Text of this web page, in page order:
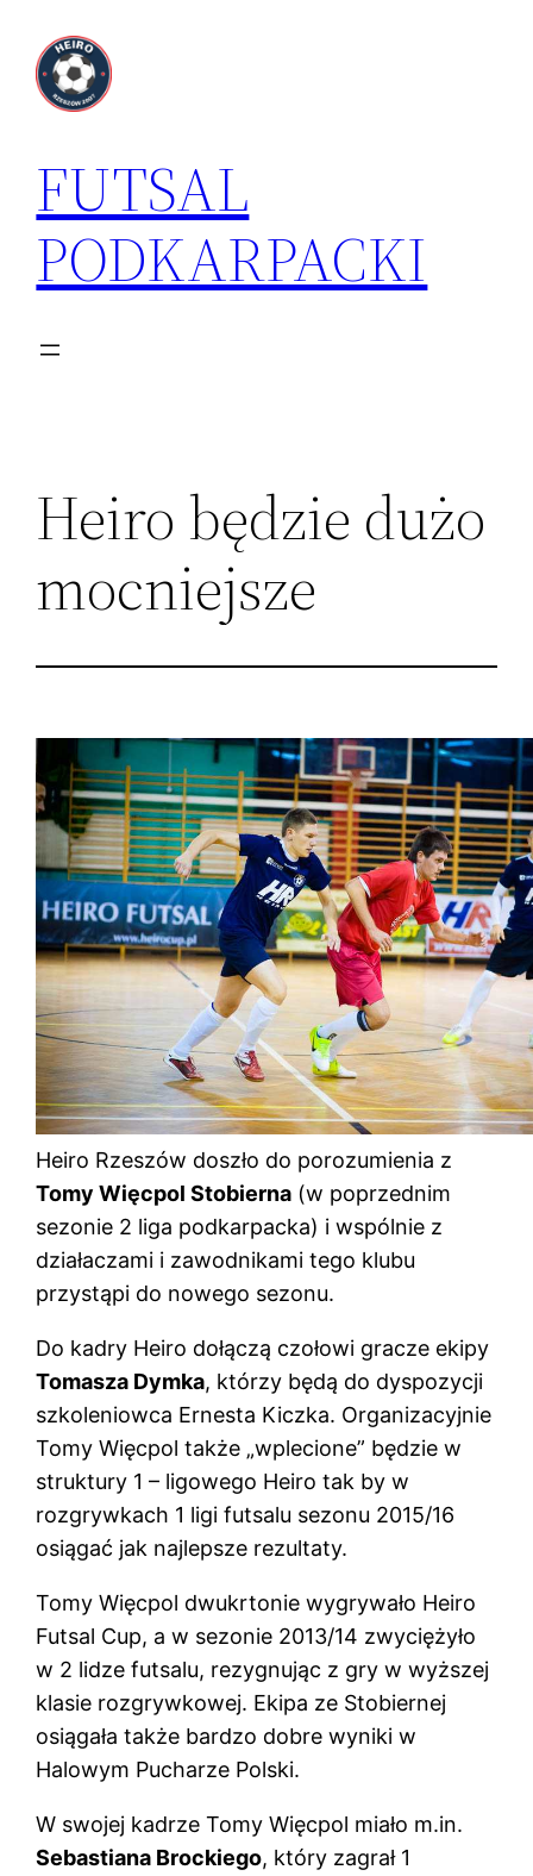
treści
FUTSAL
PODKARPACKI
Heiro będzie dużo
mocniejsze
Heiro Rzeszów doszło do porozumienia z
Tomy Więcpol Stobierna (w poprzednim
sezonie 2 liga podkarpacka) i wspólnie z
działaczami i zawodnikami tego klubu
przystąpi do nowego sezonu.
Do kadry Heiro dołączą czołowi gracze ekipy
Tomasza Dymka, którzy będą do dyspozycji
szkoleniowca Ernesta Kiczka. Organizacyjnie
Tomy Więcpol także „wplecione” będzie w
struktury 1 – ligowego Heiro tak by w
rozgrywkach 1 ligi futsalu sezonu 2015/16
osiągać jak najlepsze rezultaty.
Tomy Więcpol dwukrtonie wygrywało Heiro
Futsal Cup, a w sezonie 2013/14 zwyciężyło
w 2 lidze futsalu, rezygnując z gry w wyższej
klasie rozgrywkowej. Ekipa ze Stobiernej
osiągała także bardzo dobre wyniki w
Halowym Pucharze Polski.
W swojej kadrze Tomy Więcpol miało m.in.
Sebastiana Brockiego, który zagrał 1